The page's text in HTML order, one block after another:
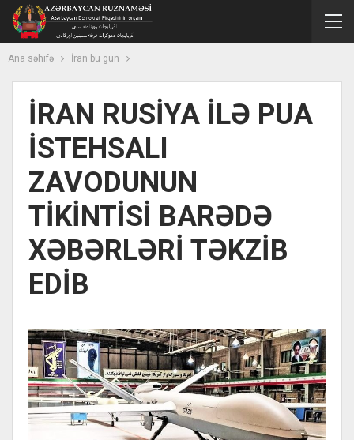
Ana səhifə İran bu gün
İRAN RUSİYA İLƏ PUA
İSTEHSALI
ZAVODUNUN
TİKİNTİSİ BARƏDƏ
XƏBƏRLƏRİ TƏKZİB
EDİB